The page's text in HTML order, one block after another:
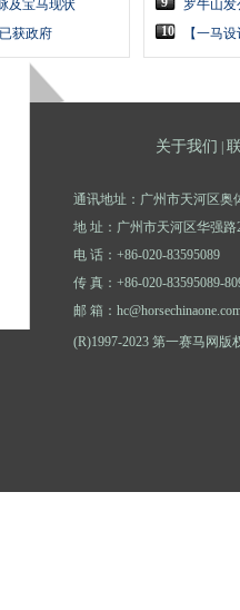
及宝马现状
获政府
罗牛山
10
【一马
关于我们
通讯地址：广州市天河区奥
地 址：广州市天河区华强路
电 话：+86-020-83595089
传 真：+86-020-83595089-
邮 箱：
(R)1997-2023 第一赛马网版